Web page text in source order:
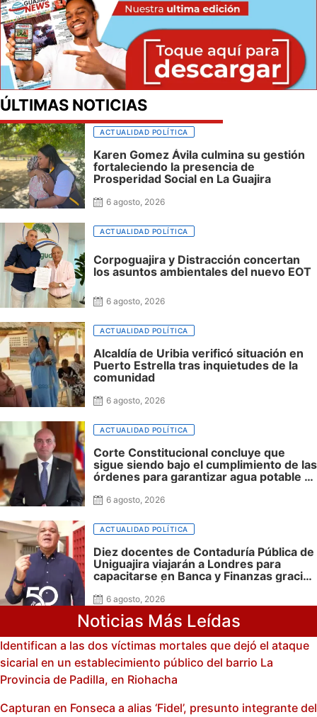
ÚLTIMAS NOTICIAS
ACTUALIDAD POLÍTICA
Karen Gomez Ávila culmina su gestión
fortaleciendo la presencia de
Prosperidad Social en La Guajira
6 agosto, 2026
ACTUALIDAD POLÍTICA
Corpoguajira y Distracción concertan
los asuntos ambientales del nuevo EOT
6 agosto, 2026
ACTUALIDAD POLÍTICA
Alcaldía de Uribia verificó situación en
Puerto Estrella tras inquietudes de la
comunidad
6 agosto, 2026
ACTUALIDAD POLÍTICA
Corte Constitucional concluye que
sigue siendo bajo el cumplimiento de las
órdenes para garantizar agua potable a
6 agosto, 2026
ACTUALIDAD POLÍTICA
Diez docentes de Contaduría Pública de
Uniguajira viajarán a Londres para
capacitarse en Banca y Finanzas gracias
6 agosto, 2026
Noticias Más Leídas
Identifican a las dos víctimas mortales que dejó el ataque
sicarial en un establecimiento público del barrio La
Provincia de Padilla, en Riohacha
Capturan en Fonseca a alias ‘Fidel’, presunto integrante del